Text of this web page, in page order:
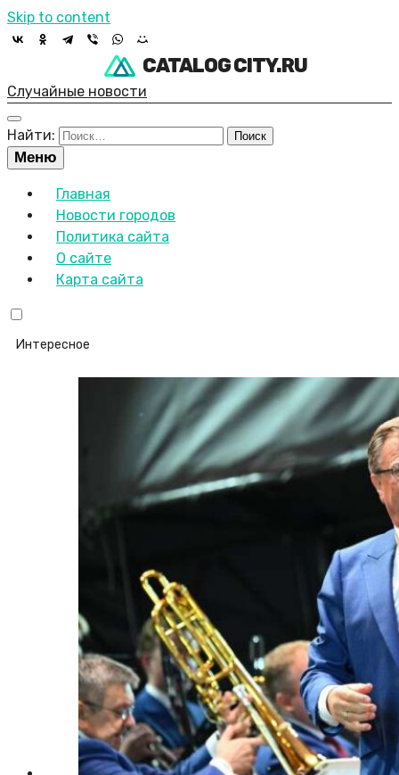
Skip to content
CATALOG CITY.RU
Случайные новости
Найти:
Меню
Главная
Новости городов
Политика сайта
О сайте
Карта сайта
Интересное